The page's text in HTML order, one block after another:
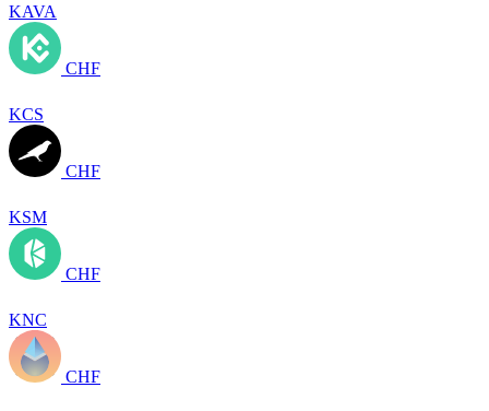
KAVA
CHF
KCS
CHF
KSM
CHF
KNC
CHF